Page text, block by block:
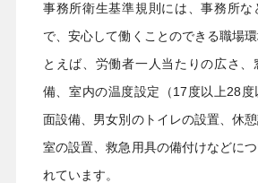
事務所衛生基準規則には、事務所な
で、安心して働くことのできる職場
とえば、労働者一人当たりの広さ、
備、室内の温度設定（17度以上28
面設備、男女別のトイレの設置、休
室の設置、救急用具の備付けなどに
れています。